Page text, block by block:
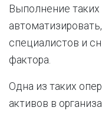
Выполнение
специалистов и
фактора.
Одна из таких
активов в